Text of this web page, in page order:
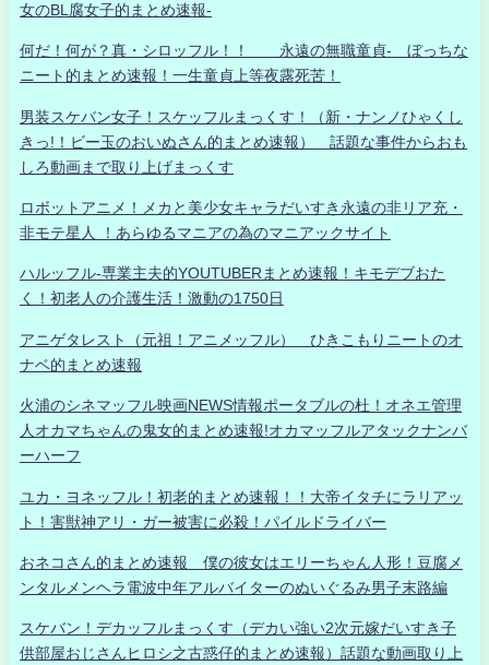
女のBL腐女子的まとめ速報-
何だ！何が？真・シロッフル！！ 永遠の無職童貞- ぼっちな
ニート的まとめ速報！一生童貞上等夜露死苦！
男装スケバン女子！スケッフルまっくす！（新・ナンノひゃくし
きっ!！ビー玉のおいぬさん的まとめ速報） 話題な事件からおも
しろ動画まで取り上げまっくす
ロボットアニメ！メカと美少女キャラだいすき永遠の非リア充・
非モテ星人 ！あらゆるマニアの為のマニアックサイト
ハルッフル-専業主夫的YOUTUBERまとめ速報！キモデブおた
く！初老人の介護生活！激動の1750日
アニゲタレスト（元祖！アニメッフル） ひきこもりニートのオ
ナベ的まとめ速報
火浦のシネマッフル映画NEWS情報ポータブルの杜！オネエ管理
人オカマちゃんの鬼女的まとめ速報!オカマッフルアタックナンバ
ーハーフ
ユカ・ヨネッフル！初老的まとめ速報！！大帝イタチにラリアッ
ト！害獣神アリ・ガー被害に必殺！パイルドライバー
おネコさん的まとめ速報 僕の彼女はエリーちゃん人形！豆腐メ
ンタルメンヘラ電波中年アルバイターのぬいぐるみ男子末路編
スケバン！デカッフルまっくす（デカい強い2次元嫁だいすき子
供部屋おじさんヒロシ之古惑仔的まとめ速報）話題な動画取り上